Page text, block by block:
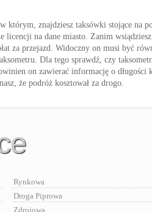
którym, znajdziesz taksówki stojące na
licencji na dane miasto. Zanim
za przejazd. Widoczny on musi być
Dla tego sprawdź, czy
on zawierać informację o długości
że podróż kosztował za drogo.
Rynkowa
Droga Piprowa
Zdrojowa